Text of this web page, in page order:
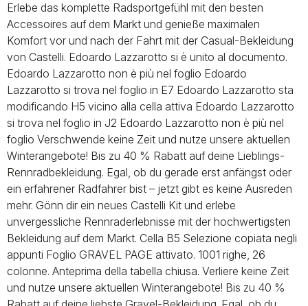
Erlebe das komplette Radsportgefühl mit den besten
Accessoires auf dem Markt und genieße maximalen
Komfort vor und nach der Fahrt mit der Casual-Bekleidung
von Castelli. Edoardo Lazzarotto si è unito al documento.
Edoardo Lazzarotto non è più nel foglio Edoardo
Lazzarotto si trova nel foglio in E7 Edoardo Lazzarotto sta
modificando H5 vicino alla cella attiva Edoardo Lazzarotto
si trova nel foglio in J2 Edoardo Lazzarotto non è più nel
foglio Verschwende keine Zeit und nutze unsere aktuellen
Winterangebote! Bis zu 40 % Rabatt auf deine Lieblings-
Rennradbekleidung. Egal, ob du gerade erst anfängst oder
ein erfahrener Radfahrer bist – jetzt gibt es keine Ausreden
mehr. Gönn dir ein neues Castelli Kit und erlebe
unvergessliche Rennraderlebnisse mit der hochwertigsten
Bekleidung auf dem Markt. Cella B5 Selezione copiata negli
appunti Foglio GRAVEL PAGE attivato. 1001 righe, 26
colonne. Anteprima della tabella chiusa. Verliere keine Zeit
und nutze unsere aktuellen Winterangebote! Bis zu 40 %